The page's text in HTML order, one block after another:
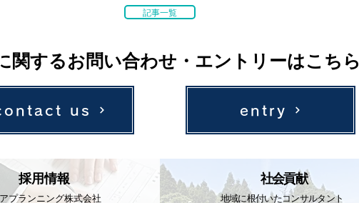
記事一覧
関するお問い合わせ・エントリーはこちら
us entry
採用情報
プランニング株式会社
社会貢献
地域に根付いたコンサルタント